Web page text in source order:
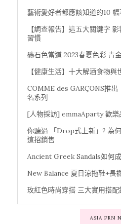
藝術愛好者都應該知道的10
【調查報告】這五大關鍵字
習慣
礦石色當道 2023春夏色彩 青
【健康生活】十大解酒食物
COMME des GARÇONS推
名系列
[人物採訪] emmaAparty 歡樂
你聽過 「Drop式上新」? 為
這招銷售
Ancient Greek Sandals如何
New Balance 夏日涼拖鞋+長
玫紅色時尚穿搭 三大實用搭配
ASIA PRN